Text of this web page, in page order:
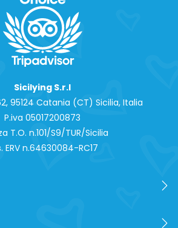
Sicilying S.r.l
95124 Catania (CT) Sicilia, Italia
P.iva 0‍5017200873
T.O. n.101/S9/TUR/Sicilia
ERV n.64630084-RC17